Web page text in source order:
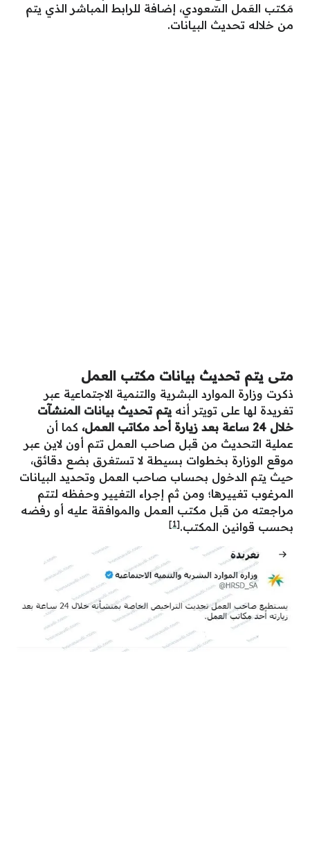
مَكتب العَمل السّعودي، إضافة للرابط المباشر الذي يتم
من خلاله تحديث البيانات.
متى يتم تحديث بيانات مكتب العمل
ذكرت وزارة الموارد البشرية والتنمية الاجتماعية عبر
تغريدة لها على تويتر أنه يتم تحديث بيانات المنشآت
خلال 24 ساعة بعد زيارة أحد مكاتب العمل،
كما أن
عملية التحديث من قبل صاحب العمل تتم أون لاين عبر
موقع الوزارة بخطوات بسيطة لا تستغرق بضع دقائق،
حيث يتم الدخول بحساب صاحب العمل وتحديد البيانات
المرغوب تغييرها؛ ومن ثم إجراء التغيير وحفظه لتتم
مراجعته من قبل مكتب العمل والموافقة عليه أو رفضه
بحسب قوانين المكتب.[1]